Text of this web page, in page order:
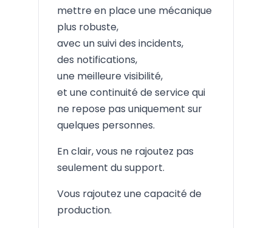
mettre en place une mécanique
plus robuste,
avec un suivi des incidents,
des notifications,
une meilleure visibilité,
et une continuité de service qui
ne repose pas uniquement sur
quelques personnes.
En clair, vous ne rajoutez pas
seulement du support.
Vous rajoutez une capacité de
production.